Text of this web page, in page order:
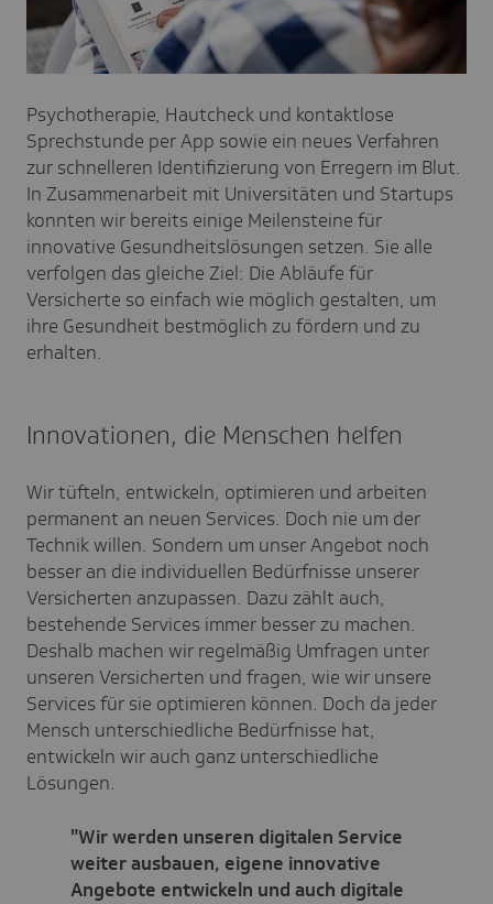
Psychotherapie, Hautcheck und kontaktlose
Sprechstunde per App sowie ein neues Verfahren
zur schnelleren Identifizierung von Erregern im Blut.
In Zusammenarbeit mit Universitäten und Startups
konnten wir bereits einige Meilensteine für
innovative Gesundheitslösungen setzen. Sie alle
verfolgen das gleiche Ziel: Die Abläufe für
Versicherte so einfach wie möglich gestalten, um
ihre Gesundheit bestmöglich zu fördern und zu
erhalten.
Innovationen, die Menschen helfen
Wir tüfteln, entwickeln, optimieren und arbeiten
permanent an neuen Services. Doch nie um der
Technik willen. Sondern um unser Angebot noch
besser an die individuellen Bedürfnisse unserer
Versicherten anzupassen. Dazu zählt auch,
bestehende Services immer besser zu machen.
Deshalb machen wir regelmäßig Umfragen unter
unseren Versicherten und fragen, wie wir unsere
Services für sie optimieren können. Doch da jeder
Mensch unterschiedliche Bedürfnisse hat,
entwickeln wir auch ganz unterschiedliche
Lösungen.
"Wir werden unseren digitalen Service
weiter ausbauen, eigene innovative
Angebote entwickeln und auch digitale